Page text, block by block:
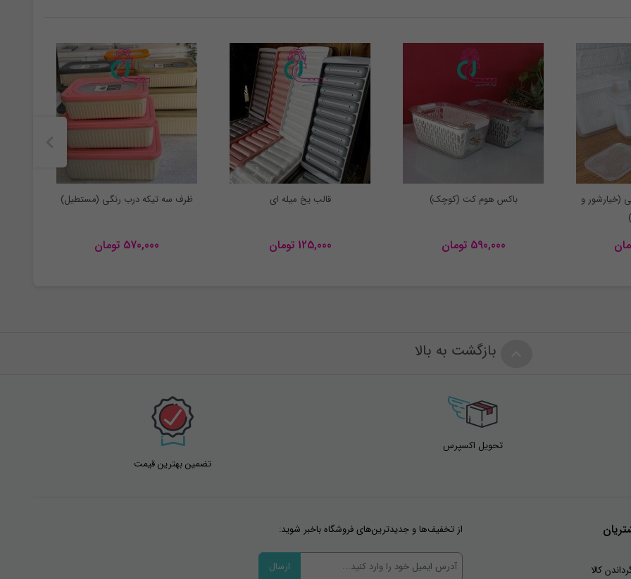
ظرف سه تیکه درب رنگی (مستطیل)
570,000 تومان
قالب یخ میله ای
125,000 تومان
باکس هوم کت (کوچک)
590,000 تومان
(خیارشور و
بازگشت به بالا
تحویل اکسپرس
تضمین بهترین قیمت
کالا
از تخفیف‌ها و جدیدترین‌های فروشگاه باخبر شوید: